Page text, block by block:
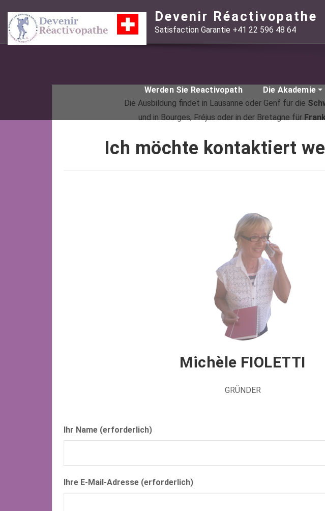
content
Devenir Réactivopathe
Satisfaction Garantie +41 22 596 48 64
Werden Sie Reactivopath Die Akademie
Die Ausbildung findet in Lausanne oder Genf für die
und in Bourges, Fréjus oder in der Bretagne für
Ich möchte kontaktiert
Michèle FIOLETTI
GRÜNDER
Ihr Name (erforderlich)
Ihre E-Mail-Adresse (erforderlich)